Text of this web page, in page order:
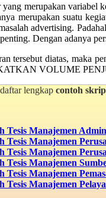
merupakan variabel
merupakan suatu
advertising.
Dengan adanya
tersebut diatas, maka
VOLUME
lengkap contoh
Tesis Manajemen
Tesis Manajemen
Tesis Manajemen
Tesis Manajemen
Tesis Manajemen
Tesis Manajemen